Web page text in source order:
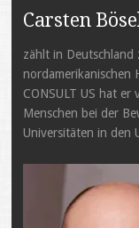
Carsten
zählt in
nordamerikanischen
CONSULT US hat
Menschen bei der
Universitäten in den